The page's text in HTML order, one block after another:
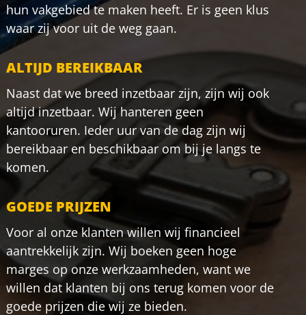
hun vakgebied te maken heeft. Er is geen klus
waar zij voor uit de weg gaan.
ALTIJD BEREIKBAAR
Naast dat we breed inzetbaar zijn, zijn wij ook
altijd inzetbaar. Wij hanteren geen
kantooruren. Ieder uur van de dag zijn wij
bereikbaar en beschikbaar om bij je langs te
komen.
GOEDE PRIJZEN
Voor al onze klanten willen wij financieel
aantrekkelijk zijn. Wij boeken geen hoge
marges op onze werkzaamheden, want we
willen dat klanten bij ons terug komen voor de
goede prijzen die wij ze bieden.